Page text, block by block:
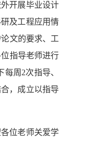
开展毕业设计
及工程应用情
文的要求、工
指导老师进行
周2次指导、
，成立以指导
位老师关爱学